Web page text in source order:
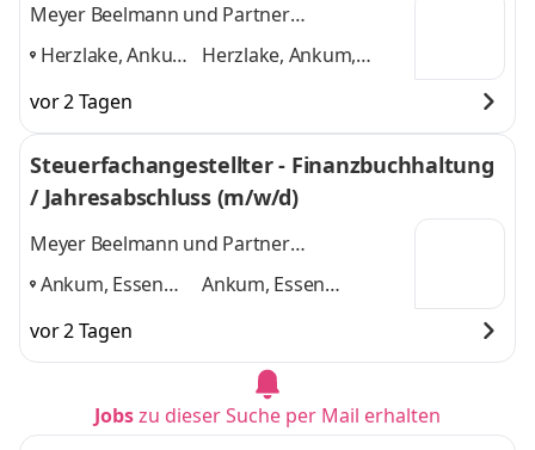
Meyer Beelmann und Partner
Steuerberatungsgesellschaft mbB Ankum
Herzlake, Ankum,
(Oldenburg),
Lastrup,
Herzlake, Ankum,
vor 2 Tagen
Steuerfachangestellter - Finanzbuchhaltung
/ Jahresabschluss (m/w/d)
Meyer Beelmann und Partner
Steuerberatungsgesellschaft mbB Ankum
Ankum, Essen
Herzlake,
Lastrup,
Ankum, Essen
vor 2 Tagen
Jobszu dieser Suche per Mail erhalten